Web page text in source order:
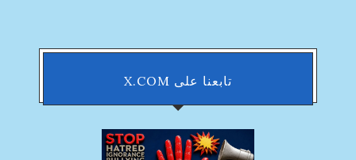
تابعنا على X.COM